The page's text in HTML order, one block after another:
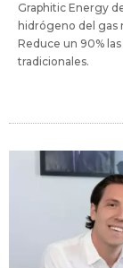
Graphitic Energy
hidrógeno del gas
Reduce un 90%
tradicionales.